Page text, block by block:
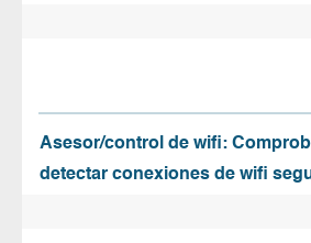
Asesor/control de wifi:
detectar conexiones de wifi